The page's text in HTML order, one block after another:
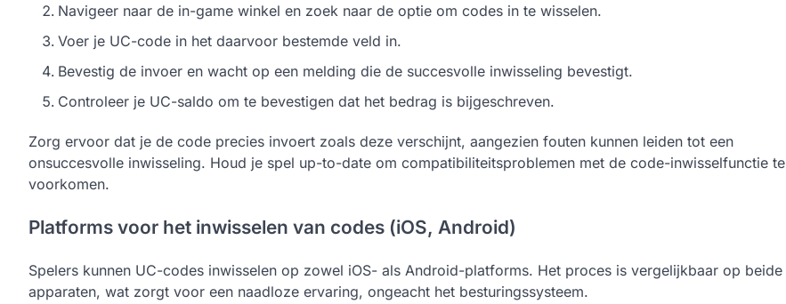
Navigeer naar de in-game winkel en zoek naar de optie om codes in te wisselen.
Voer je UC-code in het daarvoor bestemde veld in.
Bevestig de invoer en wacht op een melding die de succesvolle inwisseling bevestigt.
Controleer je UC-saldo om te bevestigen dat het bedrag is bijgeschreven.
Zorg ervoor dat je de code precies invoert zoals deze verschijnt, aangezien fouten kunnen leiden tot een
onsuccesvolle inwisseling. Houd je spel up-to-date om compatibiliteitsproblemen met de code-inwisselfunctie te
voorkomen.
Platforms voor het inwisselen van codes (iOS, Android)
Spelers kunnen UC-codes inwisselen op zowel iOS- als Android-platforms. Het proces is vergelijkbaar op beide
apparaten, wat zorgt voor een naadloze ervaring, ongeacht het besturingssysteem.